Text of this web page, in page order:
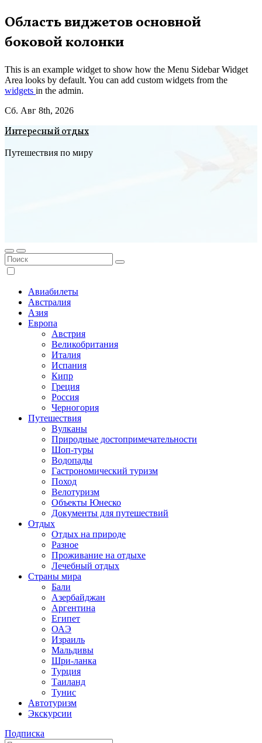
Перейти
к
содержимому
Область виджетов основной
боковой колонки
This is an example widget to show how the Menu Sidebar Widget
Area looks by default. You can add custom widgets from the
widgets in the admin.
Сб. Авг 8th, 2026
Интересный отдых
Путешествия по миру
Авиабилеты
Австралия
Азия
Европа
Австрия
Великобритания
Италия
Испания
Кипр
Греция
Россия
Черногория
Путешествия
Вулканы
Природные достопримечательности
Шоп-туры
Водопады
Гастрономический туризм
Поход
Велотуризм
Объекты Юнеско
Документы для путешествий
Отдых
Отдых на природе
Разное
Проживание на отдыхе
Лечебный отдых
Страны мира
Бали
Азербайджан
Аргентина
Египет
ОАЭ
Израиль
Мальдивы
Шри-ланка
Турция
Таиланд
Тунис
Автотуризм
Экскурсии
Подписка